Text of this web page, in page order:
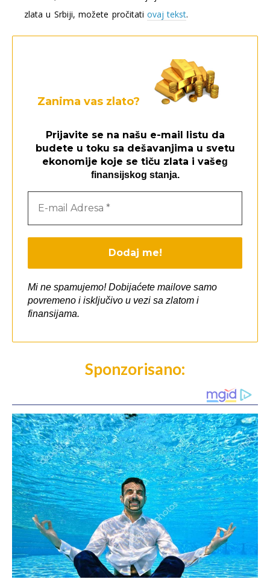
zlata u Srbiji, možete pročitati ovaj tekst.
Sponzorisano: